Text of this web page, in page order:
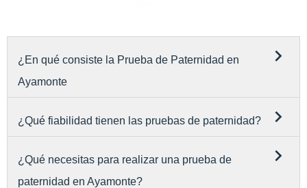
¿En qué consiste la Prueba de Paternidad en
Ayamonte
¿Qué fiabilidad tienen las pruebas de paternidad?
¿Qué necesitas para realizar una prueba de
paternidad en Ayamonte?